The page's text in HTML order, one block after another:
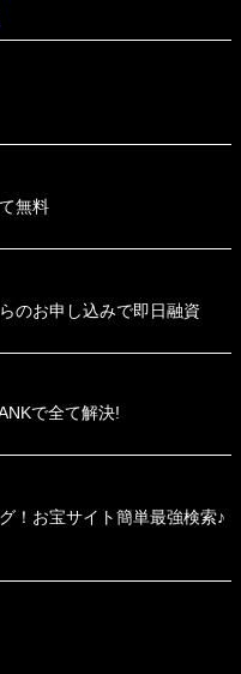
無料
のお申し込みで即日融資
で全て解決!
！お宝サイト簡単最強検索♪